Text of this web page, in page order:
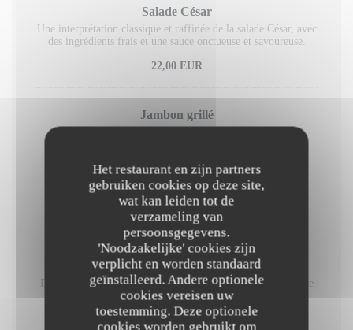
Het restaurant en zijn partners
gebruiken cookies op deze site,
wat kan leiden tot de
verzameling van
persoonsgegevens.
'Noodzakelijke' cookies zijn
verplicht en worden standaard
geïnstalleerd. Andere optionele
cookies vereisen uw
toestemming. Deze optionele
cookies worden gebruikt om
Salade César
Une interprétation classique et raffinée de la salade César, avec
des ingrédients frais et une sauce onctueuse et savoureuse.
22,00 EUR
Jambon grillé
Desserts
Chocolat-cerise
Doux mariage entre la cerise flambée au rhum et la puissance
du chocolat
11,00 EUR